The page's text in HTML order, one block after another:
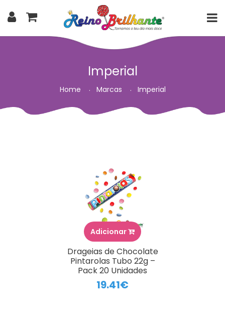
Imperial
Home Marcas Imperial
Adicionar
Drageias de Chocolate
Pintarolas Tubo 22g –
Pack 20 Unidades
19.41€